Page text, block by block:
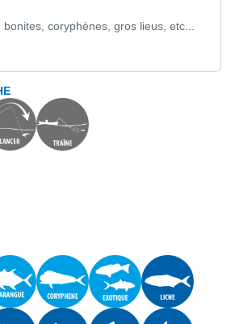
coryphènes, gros lieus, etc...